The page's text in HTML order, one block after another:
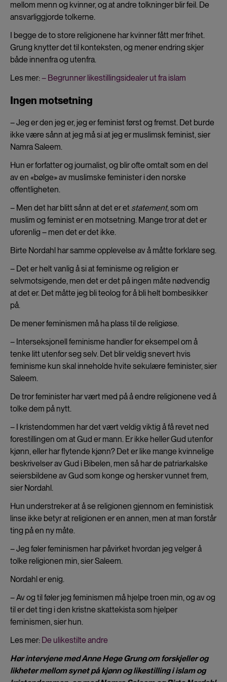
mellom menn og kvinner, og at andre tolkninger blir feil. De
ansvarliggjorde tolkerne.
I begge de to store religionene har kvinner fått mer frihet.
Grung knytter det til konteksten, og mener endring skjer
både innenfra og utenfra.
Les mer:– Begrunner likestillingsidealer ut fra islam
Ingen motsetning
– Jeg er den jeg er, jeg er feminist først og fremst. Det burde
ikke være sånn at jeg må si at jeg er muslimsk feminist, sier
Namra Saleem.
Hun er forfatter og journalist, og blir ofte omtalt som en del
av en «bølge» av muslimske feminister i den norske
offentligheten.
– Men det har blitt sånn at det er et statement, som om
muslim og feminist er en motsetning. Mange tror at det er
uforenlig – men det er det ikke.
Birte Nordahl har samme opplevelse av å måtte forklare seg.
– Det er helt vanlig å si at feminisme og religion er
selvmotsigende, men det er det på ingen måte nødvendig
at det er. Det måtte jeg bli teolog for å bli helt bombesikker
på.
De mener feminismen må ha plass til de religiøse.
– Interseksjonell feminisme handler for eksempel om å
tenke litt utenfor seg selv. Det blir veldig snevert hvis
feminisme kun skal inneholde hvite sekulære feminister, sier
Saleem.
De tror feminister har vært med på å endre religionene ved å
tolke dem på nytt.
– I kristendommen har det vært veldig viktig å få revet ned
forestillingen om at Gud er mann. Er ikke heller Gud utenfor
kjønn, eller har flytende kjønn? Det er like mange kvinnelige
beskrivelser av Gud i Bibelen, men så har de patriarkalske
seiersbildene av Gud som konge og hersker vunnet frem,
sier Nordahl.
Hun understreker at å se religionen gjennom en feministisk
linse ikke betyr at religionen er en annen, men at man forstår
ting på en ny måte.
– Jeg føler feminismen har påvirket hvordan jeg velger å
tolke religionen min, sier Saleem.
Nordahl er enig.
– Av og til føler jeg feminismen må hjelpe troen min, og av og
til er det ting i den kristne skattekista som hjelper
feminismen, sier hun.
Les mer: De ulikestilte andre
Hør intervjene med Anne Hege Grung om forskjeller og
likheter mellom synet på kjønn og likestilling i islam og